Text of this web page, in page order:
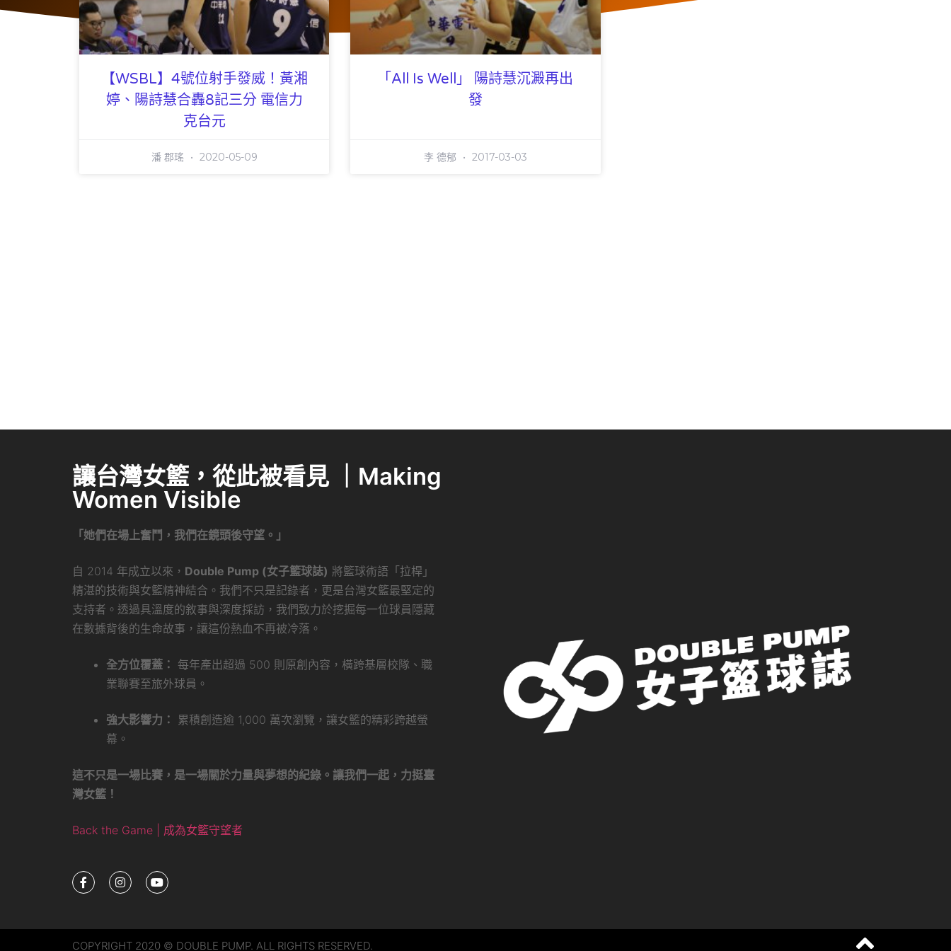
【WSBL】4號位射手發威！黃湘
婷、陽詩慧合轟8記三分 電信力
克台元
潘 郡瑤 2020-05-09
「All Is Well」 陽詩慧沉澱再出
發
李 德郁 2017-03-03
讓台灣女籃，從此被看見 ｜Making
Women Visible
「她們在場上奮鬥，我們在鏡頭後守望。」
自 2014 年成立以來， Double Pump (女子籃球誌) 將籃球術語「拉桿」
精湛的技術與女籃精神結合。我們不只是記錄者，更是台灣女籃最堅定的
支持者。透過具溫度的敘事與深度採訪，我們致力於挖掘每一位球員隱藏
在數據背後的生命故事，讓這份熱血不再被冷落。
全方位覆蓋： 每年產出超過 500 則原創內容，橫跨基層校隊、職
業聯賽至旅外球員。
強大影響力：
累積創造逾 1,000 萬次瀏覽，讓女籃的精彩跨越螢
幕。
這不只是一場比賽，是一場關於力量與夢想的紀錄。讓我們一起，力挺臺
灣女籃！
Back the Game | 成為女籃守望者
COPYRIGHT 2020 © DOUBLE PUMP. ALL RIGHTS RESERVED.